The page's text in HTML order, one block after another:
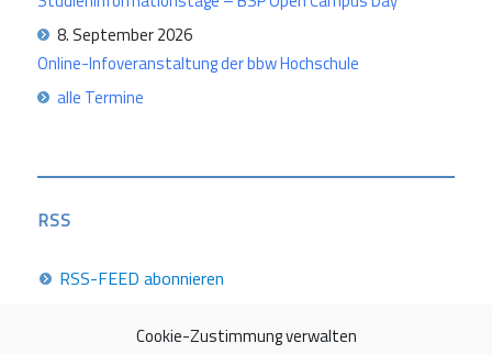
Cookie-Zustimmung verwalten
8. September 2026
Online-Infoveranstaltung der bbw Hochschule
alle Termine
RSS
RSS-FEED abonnieren